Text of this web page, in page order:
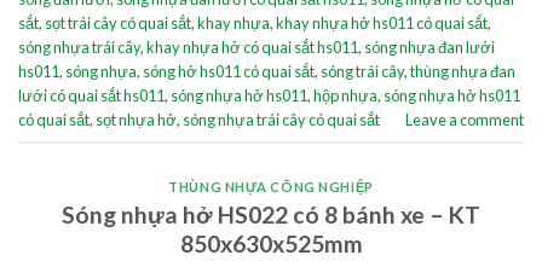
sắt, sọt trái cây có quai sắt,khay nhựa,khay nhựa hở hs011 có quai sắt,
sóng nhựa trái cây,khay nhựa hở có quai sắt hs011, sóng nhựa đan lưới
hs011, sóng nhựa, sóng hở hs011 có quai sắt, sóng trái cây,thùng nhựa đan
lưới có quai sắt hs011, sóng nhựa hở hs011,hộp nhựa, sóng nhựa hở hs011
có quai sắt, sọt nhựa hở, sóng nhựa trái cây có quai sắt Leave a comment
THÙNG NHỰA CÔNG NGHIỆP
Sóng nhựa hở HS022 có 8 bánh xe – KT
850x630x525mm